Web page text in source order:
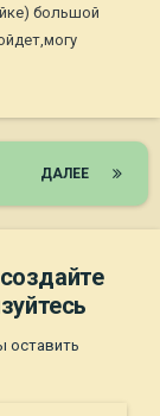
большой
ДАЛЕЕ
оставить